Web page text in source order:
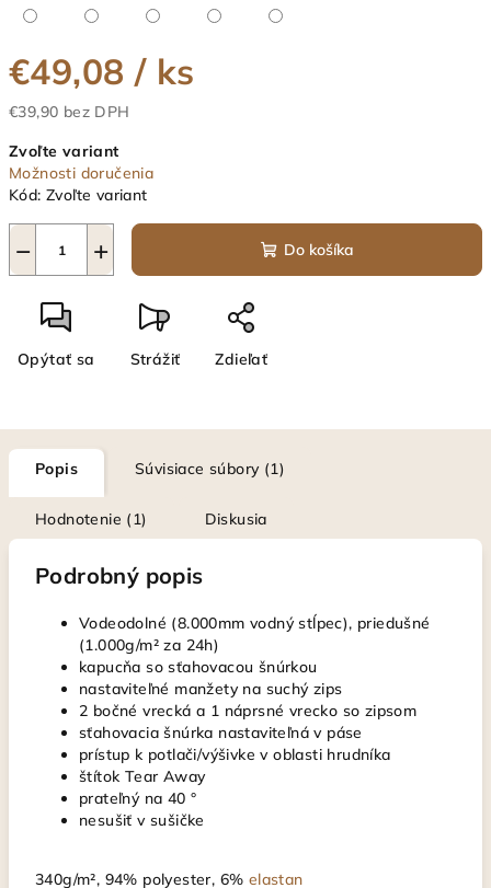
€49,08 / ks
€39,90 bez DPH
cena:
Zvoľte variant
Možnosti doručenia
Kód: Zvoľte variant
+
− Do košíka
Opýtať sa Strážiť Zdieľať
Popis Súvisiace súbory (1)
Hodnotenie (1) Diskusia
Podrobný popis
Vodeodolné (8.000mm vodný stĺpec), priedušné
(1.000g/m² za 24h)
kapucňa so sťahovacou šnúrkou
nastaviteľné manžety na suchý zips
2 bočné vrecká a 1 náprsné vrecko so zipsom
sťahovacia šnúrka nastaviteľná v páse
prístup k potlači/výšivke v oblasti hrudníka
štítok Tear Away
prateľný na 40 °
nesušiť v sušičke
340g/m², 94% polyester, 6% elastan